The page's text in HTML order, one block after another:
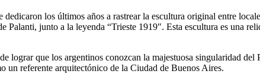
dedicaron los últimos años a rastrear la escultura original entre
junto a la leyenda “Trieste 1919″. Esta escultura es una
lograr que los argentinos conozcan la majestuosa singularidad
un referente arquitectónico de la Ciudad de Buenos Aires.